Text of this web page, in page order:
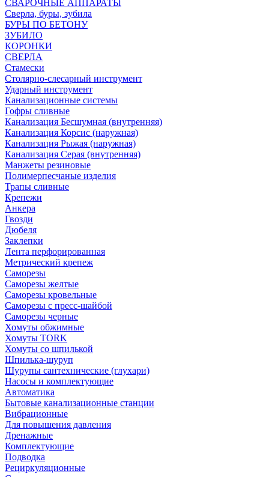
СВАРОЧНЫЕ АППАРАТЫ
Сверла, буры, зубила
БУРЫ ПО БЕТОНУ
ЗУБИЛО
КОРОНКИ
СВЕРЛА
Стамески
Столярно-слесарный инструмент
Ударный инструмент
Канализационные системы
Гофры сливные
Канализация Бесшумная (внутренняя)
Канализация Корсис (наружная)
Канализация Рыжая (наружная)
Канализация Серая (внутренняя)
Манжеты резиновые
Полимерпесчаные изделия
Трапы сливные
Крепежи
Анкера
Гвозди
Дюбеля
Заклепки
Лента перфорированная
Метрический крепеж
Саморезы
Саморезы желтые
Саморезы кровельные
Саморезы с пресс-шайбой
Саморезы черные
Хомуты обжимные
Хомуты TORK
Хомуты со шпилькой
Шпилька-шуруп
Шурупы сантехнические (глухари)
Насосы и комплектующие
Автоматика
Бытовые канализационные станции
Вибрационные
Для повышения давления
Дренажные
Комплектующие
Подводка
Рециркуляционные